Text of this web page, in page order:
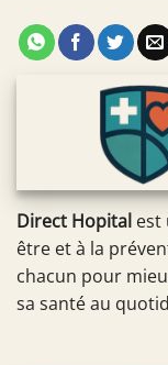
Direct Hopital est
être et à la
chacun pour
sa santé au